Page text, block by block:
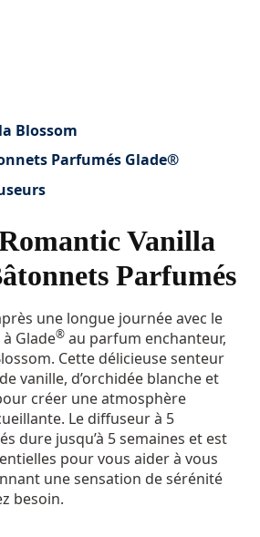
Blossom
Parfumés Glade®
Vanilla
Parfumés
une longue journée avec le
Glade® au parfum enchanteur,
Cette délicieuse senteur
vanille, d’orchidée blanche et
créer une atmosphère
Le diffuseur à 5
dure jusqu’à 5 semaines et est
pour vous aider à vous
une sensation de sérénité
besoin.